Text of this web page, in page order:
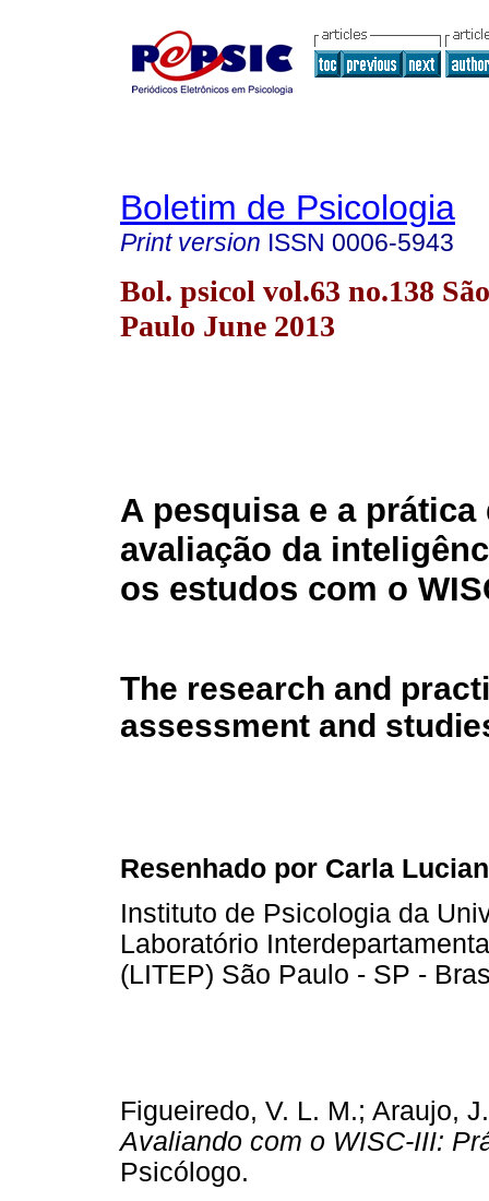
Boletim de Psicologia
Print version ISSN 0006-5943
Bol. psicol vol.63 no.138 São
Paulo June 2013
A pesquisa e a prática
avaliação da
os estudos com o
The research and
assessment and
Resenhado por Carla
Instituto de Psicologia da
Laboratório
(LITEP) São Paulo - SP -
Figueiredo, V. L. M.; Araujo,
Avaliando com o WISC-III:
Psicólogo.